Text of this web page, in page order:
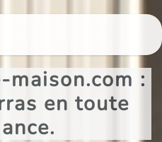
maison.com :
en toute